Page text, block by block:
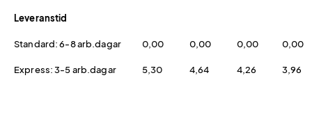
Leveranstid
Standard: 6-8 arb.dagar 0,00 0,00 0,00 0,00
Express: 3-5 arb.dagar 5,30 4,64 4,26 3,96